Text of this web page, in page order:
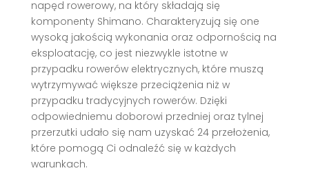
napęd rowerowy, na który składają się
komponenty Shimano. Charakteryzują się one
wysoką jakością wykonania oraz odpornością na
eksploatację, co jest niezwykle istotne w
przypadku rowerów elektrycznych, które muszą
wytrzymywać większe przeciążenia niż w
przypadku tradycyjnych rowerów. Dzięki
odpowiedniemu doborowi przedniej oraz tylnej
przerzutki udało się nam uzyskać 24 przełożenia,
które pomogą Ci odnaleźć się w każdych
warunkach.